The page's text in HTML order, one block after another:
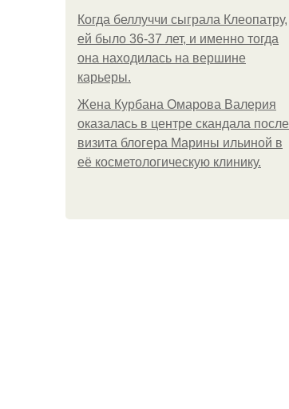
Когда беллуччи сыграла Клеопатру,
ей было 36-37 лет, и именно тогда
она находилась на вершине
карьеры.
Жена Курбана Омарова Валерия
оказалась в центре скандала после
визита блогера Марины ильиной в
её косметологическую клинику.